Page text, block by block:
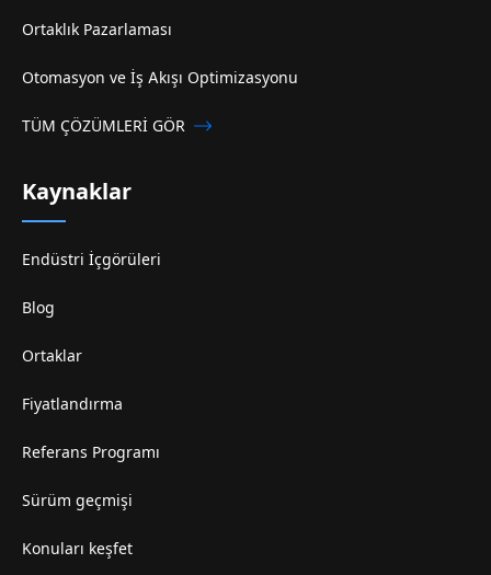
Ortaklık Pazarlaması
Otomasyon ve İş Akışı Optimizasyonu
TÜM ÇÖZÜMLERİ GÖR
Kaynaklar
Endüstri İçgörüleri
Blog
Ortaklar
Fiyatlandırma
Referans Programı
Sürüm geçmişi
Konuları keşfet